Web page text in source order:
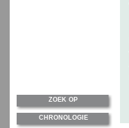
ZOEK OP
CHRONOLOGIE